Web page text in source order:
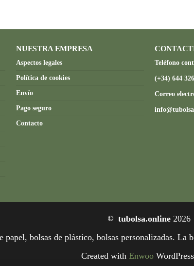
NUESTRA EMPRESA
Aspectos legales
Política de cookies
Envío
Pago seguro
Contacto
Teléfono
(+34) 644
Correo
© tubolsa.online 2026
papel, bolsas de plástico, bolsas personalizadas.
Created with Enwoo